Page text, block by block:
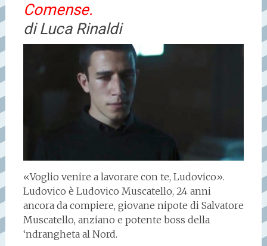
Comense.
di Luca Rinaldi
«Voglio venire a lavorare con te, Ludovico».
Ludovico è Ludovico Muscatello, 24 anni
ancora da compiere, giovane nipote di Salvatore
Muscatello, anziano e potente boss della
‘ndrangheta al Nord.